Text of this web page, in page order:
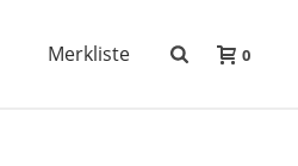
Merkliste 0